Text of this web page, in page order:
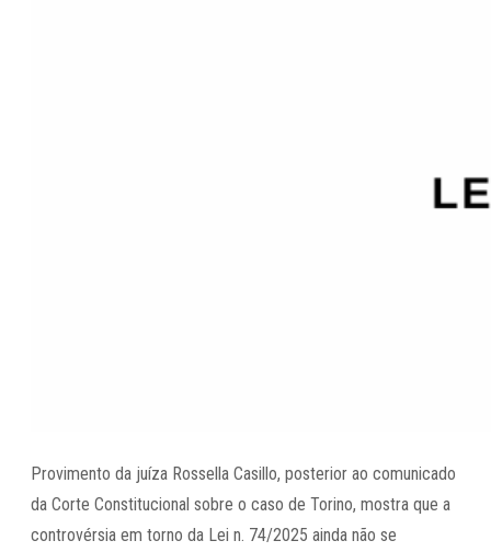
Provimento da juíza Rossella Casillo, posterior ao comunicado
da Corte Constitucional sobre o caso de Torino, mostra que a
controvérsia em torno da Lei n. 74/2025 ainda não se